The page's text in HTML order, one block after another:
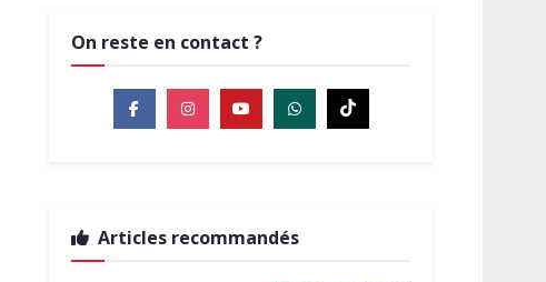
On reste en contact ?
Articles recommandés